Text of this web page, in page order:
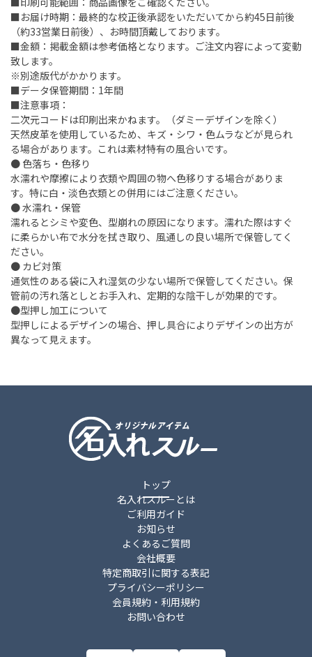
■お届け時期：最終的な校正後承認をいただいてから約45日前後
（約33営業日前後）、お時間頂戴しております。
■金額：掲載金額は参考価格となります。ご注文内容によって変動
致します。
※別途版代がかかります。
■データ保管期間：1年間
■注意事項：
二次元コードは印刷出来かねます。（ダミーデザインを除く）
天然皮革を使用しているため、キズ・シワ・色ムラなどが見られ
る場合があります。これは素材特有の風合いです。
● 色落ち・色移り
水濡れや摩擦により衣類や周囲の物へ色移りする場合がありま
す。特に白・淡色衣類との併用にはご注意ください。
● 水濡れ・保管
濡れるとシミや変色、型崩れの原因になります。濡れた際はすぐ
に柔らかい布で水分を拭き取り、風通しの良い場所で保管してく
ださい。
● カビ対策
通気性のある袋に入れ湿気の少ない場所で保管してください。保
管前の汚れ落としとお手入れ、定期的な陰干しが効果的です。
●型押し加工について
型押しによるデザインの場合、押し具合によりデザインの出方が
異なって見えます。​
トップ
名入れスルーとは
ご利用ガイド
お知らせ
よくあるご質問
会社概要
特定商取引に関する表記
プライバシーポリシー
会員規約・利用規約
お問い合わせ